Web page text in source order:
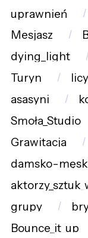
uprawnień
Mesjasz
dying_light
Turyn
asasyni
Smoła_Studio
Grawitacja
damsko-
grupy
Bounce_it_up